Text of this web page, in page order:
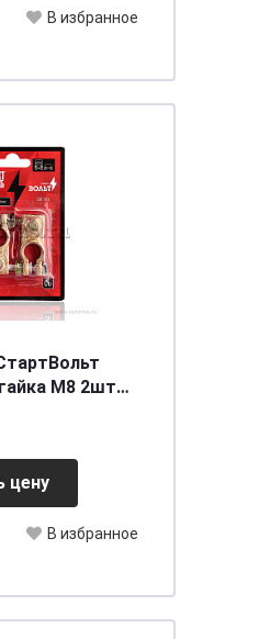
В избранное
М8 2шт
цену
В избранное